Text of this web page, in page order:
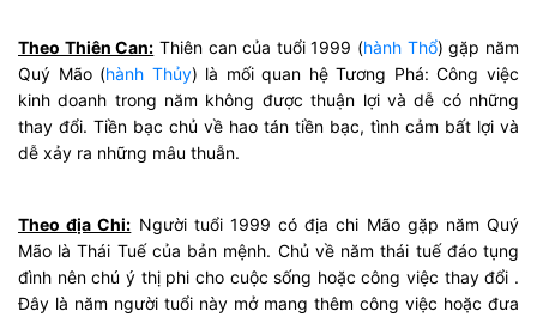
Theo Thiên Can: Thiên can của tuổi 1999 (hành Thổ) gặp năm
Quý Mão (hành Thủy) là mối quan hệ Tương Phá: Công việc
kinh doanh trong năm không được thuận lợi và dễ có những
thay đổi. Tiền bạc chủ về hao tán tiền bạc, tình cảm bất lợi và
dễ xảy ra những mâu thuẫn.
Theo địa Chi: Người tuổi 1999 có địa chi Mão gặp năm Quý
Mão là Thái Tuế của bản mệnh. Chủ về năm thái tuế đáo tụng
đình nên chú ý thị phi cho cuộc sống hoặc công việc thay đổi .
Đây là năm người tuổi này mở mang thêm công việc hoặc đưa